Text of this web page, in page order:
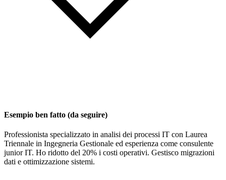
Esempio ben fatto (da seguire)
Professionista specializzato in analisi dei processi IT con Laurea
Triennale in Ingegneria Gestionale ed esperienza come consulente
junior IT. Ho ridotto del 20% i costi operativi. Gestisco migrazioni
dati e ottimizzazione sistemi.